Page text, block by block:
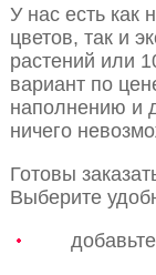
У нас есть как
цветов, так и
растений или
вариант по
наполнению и
ничего
Готовы
Выберите